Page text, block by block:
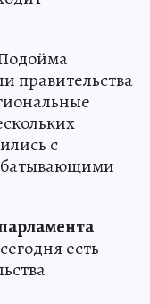
правительства
с
есть